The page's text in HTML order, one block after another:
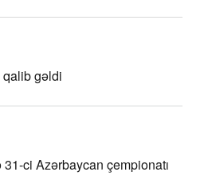
gəldi
ci Azərbaycan çempionatı